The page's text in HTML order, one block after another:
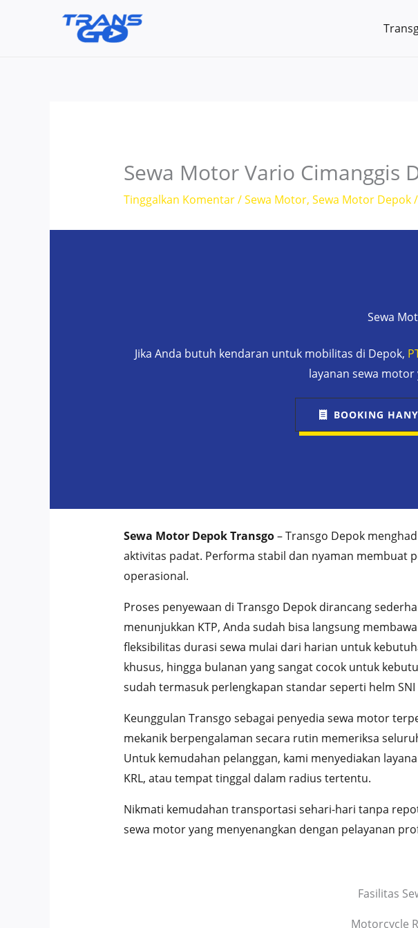
Sewa Motor Vario Cimanggis
Tinggalkan Komentar/Sewa Motor, Sewa Motor Depok/
Sewa
Jika Anda butuh kendaran untuk mobilitas di Depok,
layanan sewa
BOOKING
Sewa Motor Depok Transgo– Transgo Depok
aktivitas padat. Performa stabil dan nyaman membuat
operasional.
Proses penyewaan di Transgo Depok dirancang
menunjukkan KTP, Anda sudah bisa langsung
fleksibilitas durasi sewa mulai dari harian untuk
khusus, hingga bulanan yang sangat cocok untuk
sudah termasuk perlengkapan standar seperti helm
Keunggulan Transgo sebagai penyedia sewa motor
mekanik berpengalaman secara rutin memeriksa
Untuk kemudahan pelanggan, kami menyediakan
KRL, atau tempat tinggal dalam radius tertentu.
Nikmati kemudahan transportasi sehari-hari tanpa
sewa motor yang menyenangkan dengan pelayanan
Fasilitas
Motorcycle